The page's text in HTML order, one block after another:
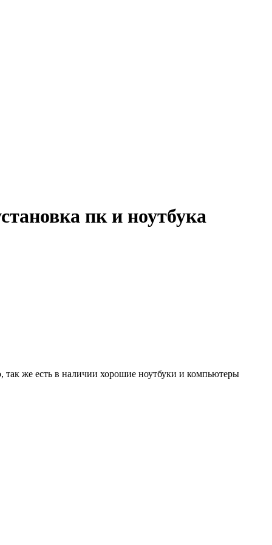
пк и ноутбука
так же есть в наличии хорошие ноутбуки и компьютеры